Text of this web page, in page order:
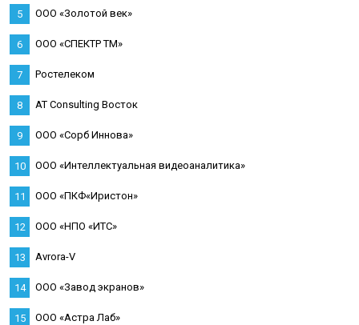
5 ООО «Золотой век»
6 ООО «СПЕКТР ТМ»
7 Ростелеком
8 AT Consulting Восток
9 ООО «Сорб Иннова»
10 ООО «Интеллектуальная видеоаналитика»
11 ООО «ПКФ«Иристон»
12 ООО «НПО «ИТС»
13 Аvrora-V
14 ООО «Завод экранов»
15 ООО «Астра Лаб»